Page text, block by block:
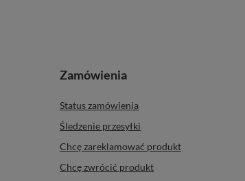
Zamówienia
Status zamówienia
Śledzenie przesyłki
Chcę zareklamować produkt
Chcę zwrócić produkt